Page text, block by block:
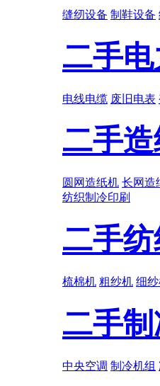
缝纫设备 制鞋设备
二手
电线电缆 废旧电表
二手
圆网造纸机 长网造
纺织制冷印刷
二手
梳棉机 粗纱机 细
二手
中央空调 制冷机组